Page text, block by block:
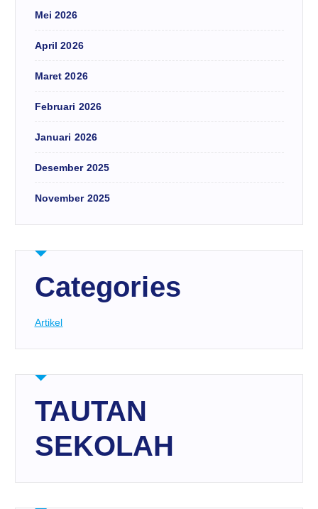
Mei 2026
April 2026
Maret 2026
Februari 2026
Januari 2026
Desember 2025
November 2025
Categories
Artikel
TAUTAN
SEKOLAH